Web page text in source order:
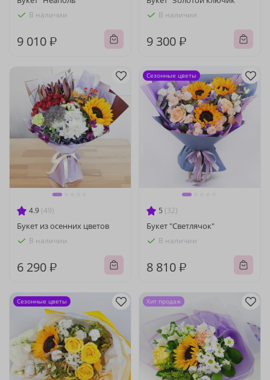
В наличии
9 010 ₽
В наличии
9 300 ₽
4.9 (49)
Букет из осенних цветов
В наличии
6 290 ₽
5 (32)
Букет "Светлячок"
В наличии
8 810 ₽
Сезонные цветы
Сезонные цветы Хит продаж